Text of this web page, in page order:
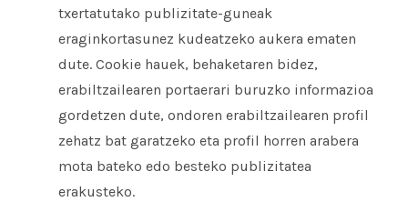
txertatutako publizitate-guneak
eraginkortasunez kudeatzeko aukera ematen
dute. Cookie hauek, behaketaren bidez,
erabiltzailearen portaerari buruzko informazioa
gordetzen dute, ondoren erabiltzailearen profil
zehatz bat garatzeko eta profil horren arabera
mota bateko edo besteko publizitatea
erakusteko.